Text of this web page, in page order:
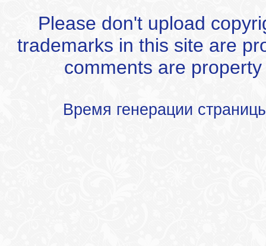
Please don't upload
trademarks in this site are
comments are
Время генерации